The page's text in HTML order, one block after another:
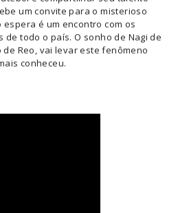
um convite para o misterioso
espera é um encontro com os
todo o país. O sonho de Nagi de
Reo, vai levar este fenômeno
conheceu.